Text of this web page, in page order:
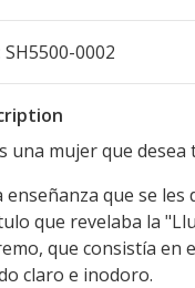
SH5500-0002
una mujer que
enseñanza que se
que revelaba la
que consistía en
claro e inodoro.